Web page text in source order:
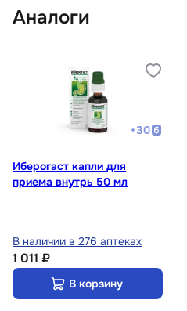
Аналоги
+30
Иберогаст капли для
приема внутрь 50 мл
В наличии в 276 аптеках
1 011 ₽
В корзину